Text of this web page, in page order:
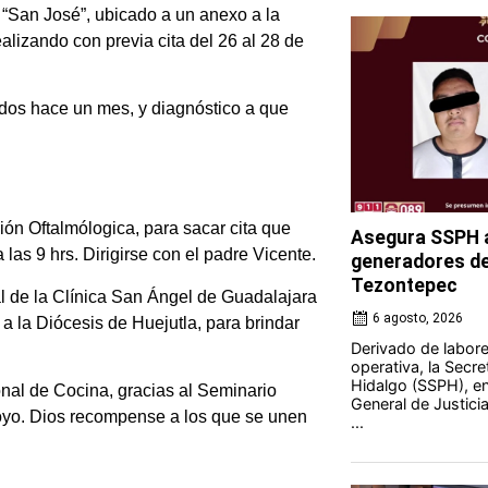
José”, ubicado a un anexo a la
con previa cita del 26 al 28 de
hace un mes, y diagnóstico a que
Oftalmólogica, para sacar cita que
9 hrs. Dirigirse con el padre Vicente.
de la Clínica San Ángel de Guadalajara
la Diócesis de Huejutla, para brindar
de Cocina, gracias al Seminario
Dios recompense a los que se unen
Asegura
generadores
Tezontepec
6 agosto, 2026
Derivado de
operativa, la
Hidalgo (SSPH),
General de
...